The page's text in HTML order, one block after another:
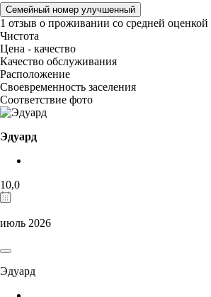
Семейный номер улучшенный
1 отзыв о проживании со средней оценкой
Чистота
Цена - качество
Качество обслуживания
Расположение
Своевременность заселения
Соответствие фото
Эдуард
10,0
июль 2026
Эдуард